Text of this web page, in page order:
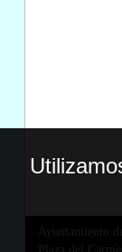
Ayuntamiento